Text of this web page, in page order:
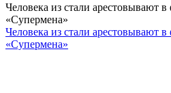
Человека из стали арестовывают
«Супермена»
Человека из стали арестовывают
«Супермена»